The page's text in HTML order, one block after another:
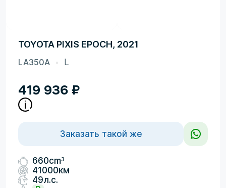
TOYOTA PIXIS EPOCH, 2021
LA350A L
419 936 ₽
Заказать такой же
660cm3
41000км
49л.с.